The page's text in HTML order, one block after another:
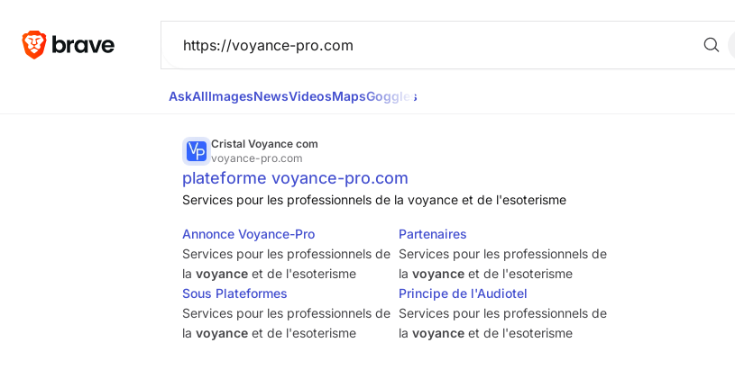
AskAllImagesNewsVideosMapsGoggles
Cristal Voyance com
voyance-pro.com
plateforme voyance-pro.com
Services pour les professionnels de la voyance et de l'esoterisme
Annonce Voyance-Pro
Services pour les professionnels de
la voyance et de l'esoterisme
Partenaires
Services pour les professionnels de
la voyance et de l'esoterisme
Sous Plateformes
Services pour les professionnels de
la voyance et de l'esoterisme
Principe de l'Audiotel
Services pour les professionnels de
la voyance et de l'esoterisme